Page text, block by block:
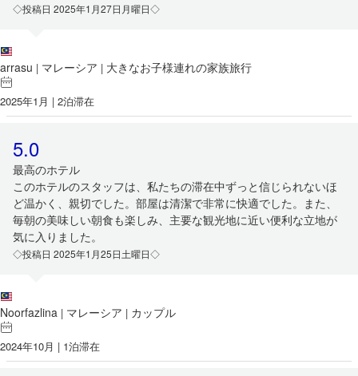
◇投稿日 2025年1月27日月曜日◇
arrasu | マレーシア | 大きなお子様連れの家族旅行
2025年1月 | 2泊滞在
5.0
最高のホテル
このホテルのスタッフは、私たちの滞在中ずっと信じられないほ
ど温かく、親切でした。部屋は清潔で非常に快適でした。また、
毎朝の美味しい朝食も楽しみ、主要な観光地に近い便利な立地が
気に入りました。
◇投稿日 2025年1月25日土曜日◇
Noorfazlina | マレーシア | カップル
2024年10月 | 1泊滞在